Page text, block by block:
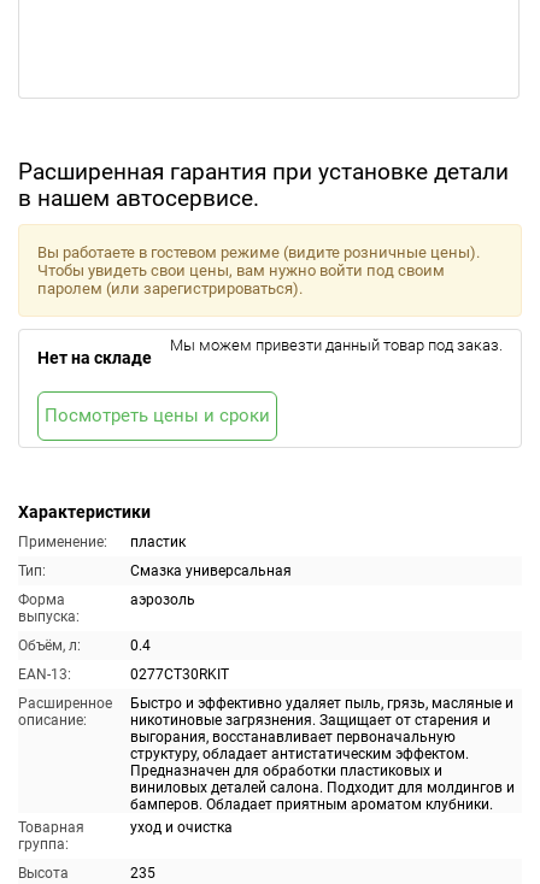
Расширенная гарантия при установке детали
в нашем автосервисе.
Характеристики
Применение:
пластик
Тип:
Смазка универсальная
Форма
выпуска:
аэрозоль
Объём, л:
0.4
EAN-13:
0277CT30RKIT
Расширенное
описание:
Быстро и эффективно удаляет пыль, грязь, масляные и
никотиновые загрязнения. Защищает от старения и
выгорания, восстанавливает первоначальную
структуру, обладает антистатическим эффектом.
Предназначен для обработки пластиковых и
виниловых деталей салона. Подходит для молдингов и
бамперов. Обладает приятным ароматом клубники.
Товарная
группа:
уход и очистка
Высота
235
Вы работаете в гостевом режиме (видите розничные цены).
Чтобы увидеть свои цены, вам нужно войти под своим
паролем (или зарегистрироваться).
Нет на складе
Мы можем привезти данный товар под заказ.
Посмотреть цены и сроки